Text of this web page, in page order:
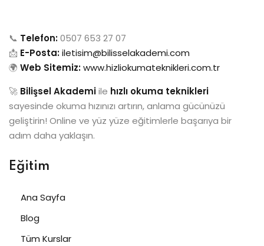
📞 Telefon:0507 653 27 07
📩 E-Posta:iletisim@bilisselakademi.com
🌍 Web Sitemiz:www.hizliokumateknikleri.com.tr
🚀 Bilişsel Akademiile hızlı okuma teknikleri
sayesinde okuma hızınızı artırın, anlama gücünüzü
geliştirin! Online ve yüz yüze eğitimlerle başarıya bir
adım daha yaklaşın.
Eğitim
Ana Sayfa
Blog
Tüm Kurslar